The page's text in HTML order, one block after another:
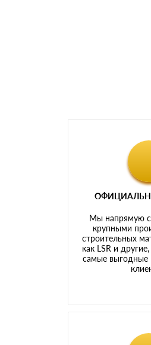
Мы
Мы напрямую
крупными
строительных
как LSR и
самые